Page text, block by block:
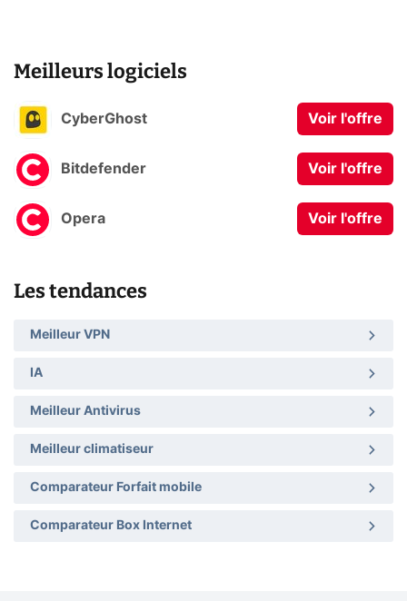
Meilleurs logiciels
CyberGhost Voir l'offre
Bitdefender Voir l'offre
Opera Voir l'offre
Les tendances
Meilleur VPN
IA
Meilleur Antivirus
Meilleur climatiseur
Comparateur Forfait mobile
Comparateur Box Internet